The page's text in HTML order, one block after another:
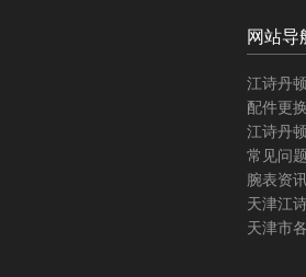
网站导
江诗丹
配件更
江诗丹
常见问
腕表资
天津江
天津市